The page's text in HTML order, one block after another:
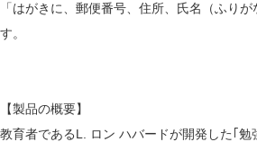
「はがきに、郵便番号、住所、氏名（ふり
す。
【製品の概要】
教育者であるL. ロン ハバードが開発した｢